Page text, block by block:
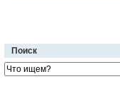
Поиск